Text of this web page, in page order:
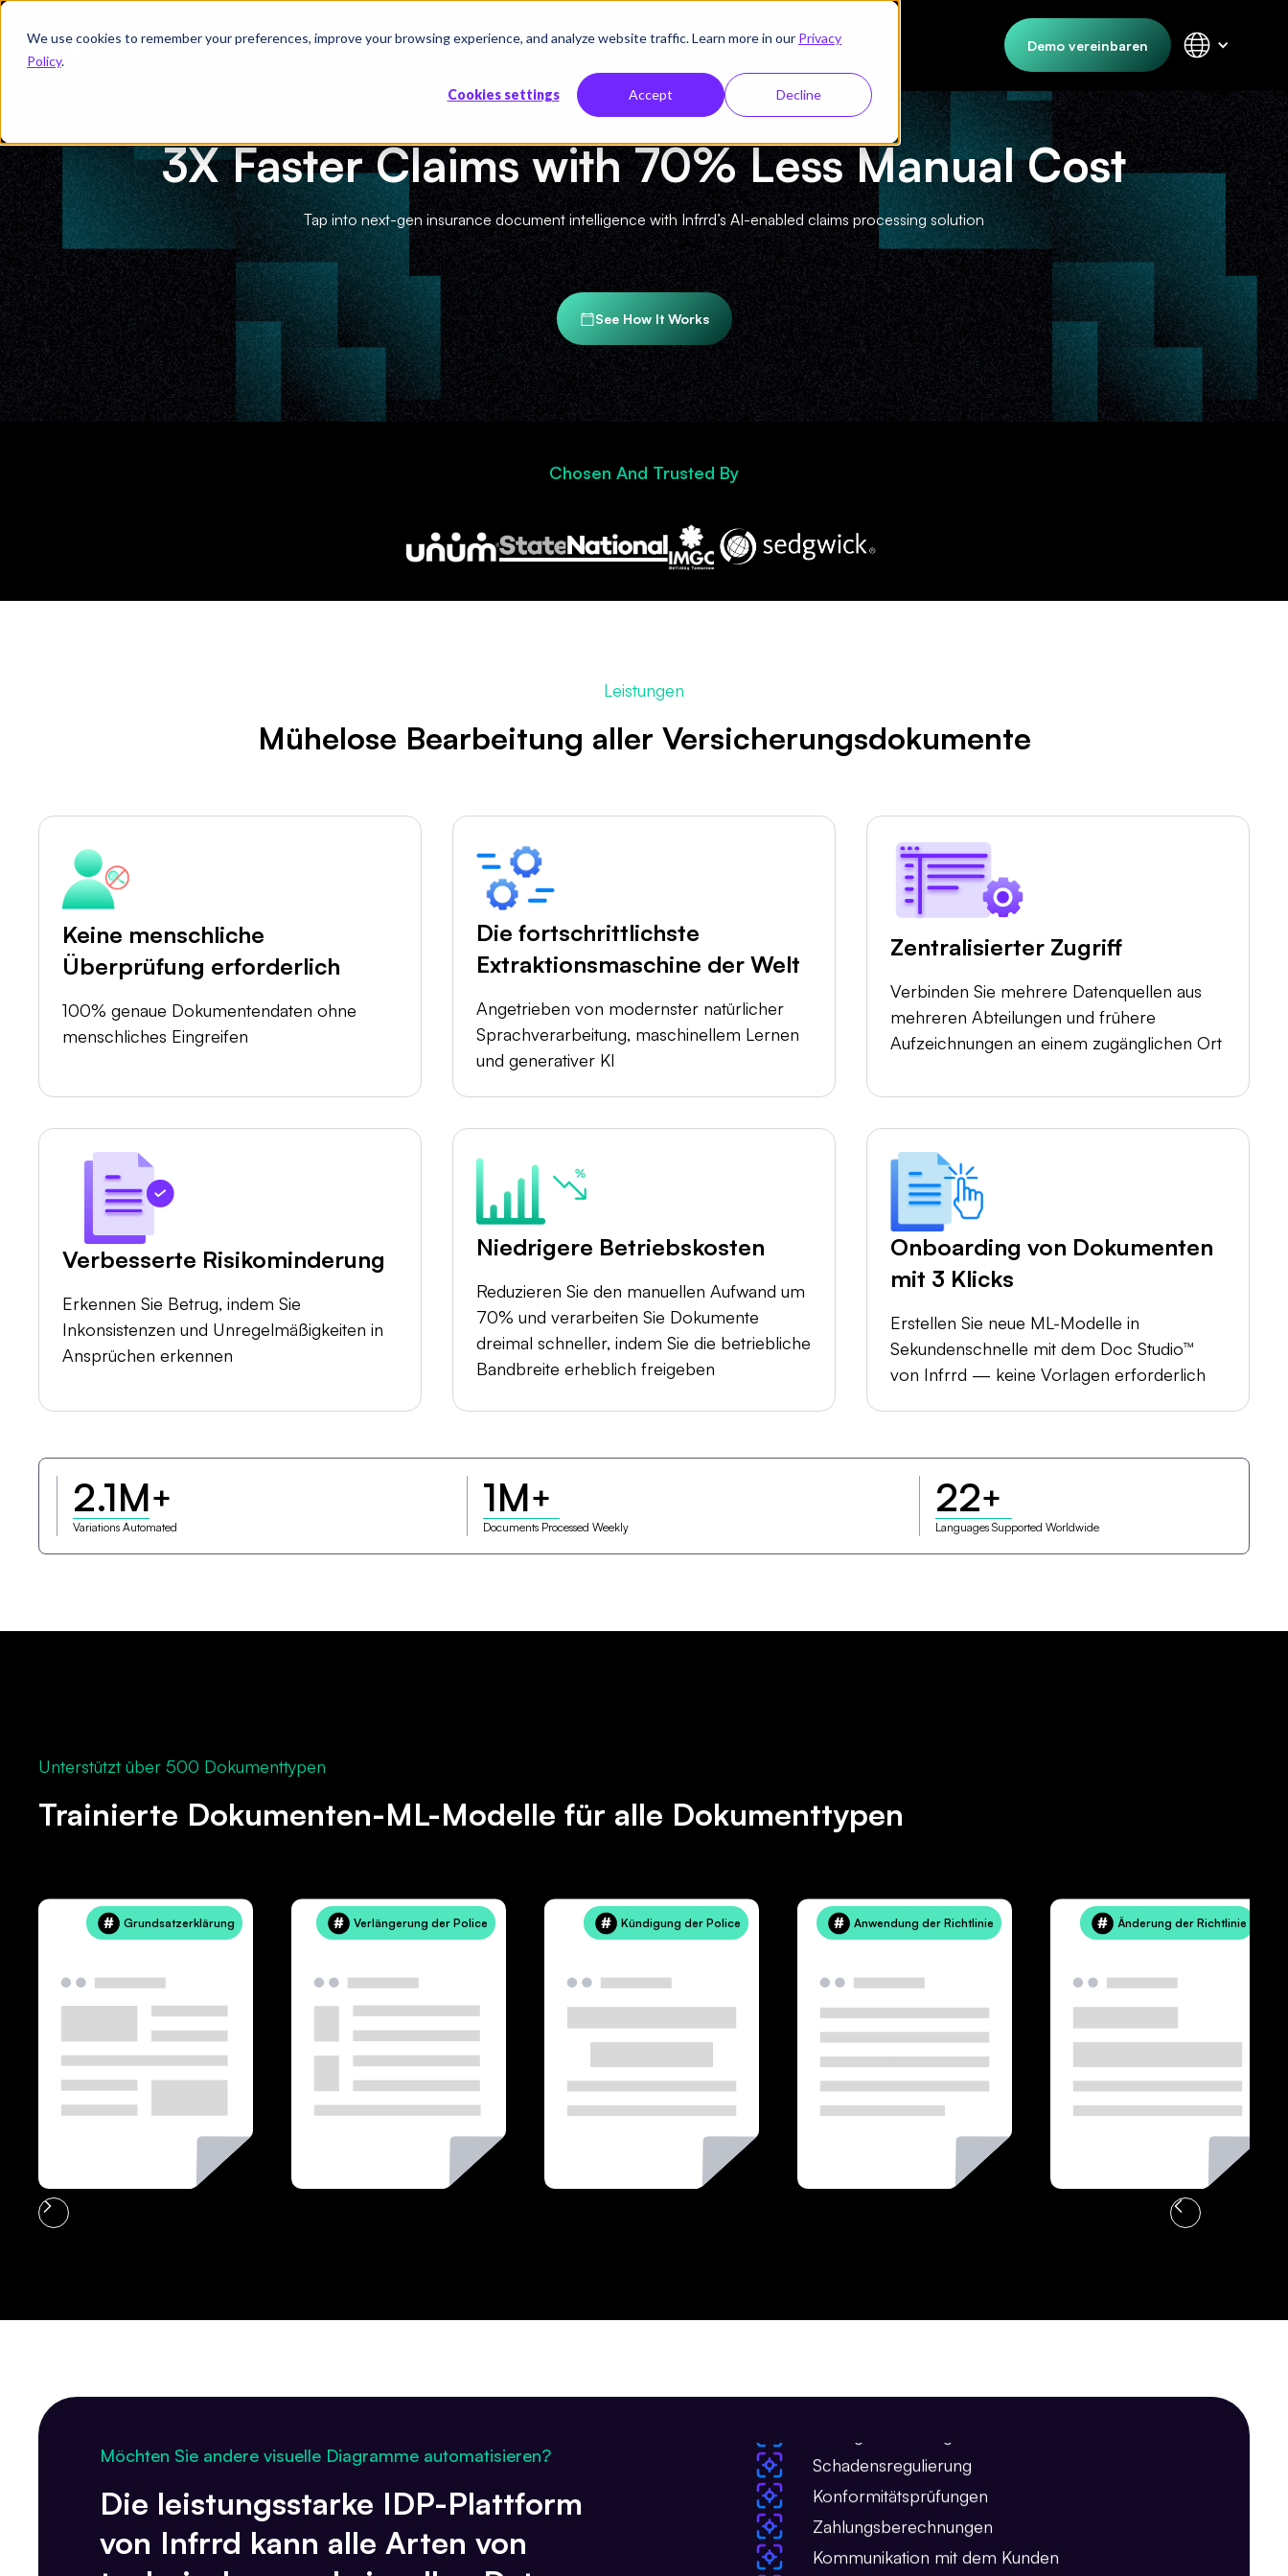
We use cookies to remember your preferences, improve your browsing experience, and analyze website traffic. Learn more in our Privacy
Policy.
Cookies settings Accept Decline
Produkt Branchenlösungen Ressourcen Unternehmen Preise Demo vereinbaren
3X Faster Claims with 70% Less Manual Cost
Tap into next-gen insurance document intelligence with Infrrd’s AI-enabled claims processing solution
See How It Works
Chosen And Trusted By
Leistungen
Mühelose Bearbeitung aller Versicherungsdokumente
Keine menschliche
Überprüfung erforderlich
100% genaue Dokumentendaten ohne
menschliches Eingreifen
Die fortschrittlichste
Extraktionsmaschine der Welt
Angetrieben von modernster natürlicher
Sprachverarbeitung, maschinellem Lernen
und generativer KI
Zentralisierter Zugriff
Verbinden Sie mehrere Datenquellen aus
mehreren Abteilungen und frühere
Aufzeichnungen an einem zugänglichen Ort
Verbesserte Risikominderung
Erkennen Sie Betrug, indem Sie
Inkonsistenzen und Unregelmäßigkeiten in
Ansprüchen erkennen
Niedrigere Betriebskosten
Reduzieren Sie den manuellen Aufwand um
70% und verarbeiten Sie Dokumente
dreimal schneller, indem Sie die betriebliche
Bandbreite erheblich freigeben
Onboarding von Dokumenten
mit 3 Klicks
Erstellen Sie neue ML-Modelle in
Sekundenschnelle mit dem Doc Studio™
von Infrrd — keine Vorlagen erforderlich
2.1M+
Variations Automated
1M+
Documents Processed Weekly
22+
Languages Supported Worldwide
Unterstützt über 500 Dokumenttypen
Trainierte Dokumenten-ML-Modelle für alle Dokumenttypen
Grundsatzerklärung Verlängerung der Police Kündigung der Police Anwendung der Richtlinie Änderung der Richtlinie
Möchten Sie andere visuelle Diagramme automatisieren?
Die leistungsstarke IDP-Plattform
von Infrrd kann alle Arten von
Klassifizierung von Dokumenten
Schadensregulierung
Konformitätsprüfungen
Zahlungsberechnungen
Kommunikation mit dem Kunden
Extraktion des medizinischen Codes